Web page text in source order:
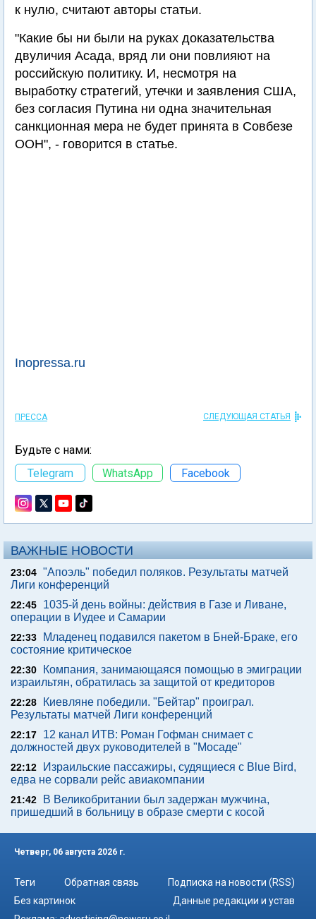
к нулю, считают авторы статьи.
"Какие бы ни были на руках доказательства
двуличия Асада, вряд ли они повлияют на
российскую политику. И, несмотря на
выработку стратегий, утечки и заявления США,
без согласия Путина ни одна значительная
санкционная мера не будет принята в Совбезе
ООН", - говорится в статье.
Inopressa.ru
ПРЕССА СЛЕДУЮЩАЯ СТАТЬЯ
Будьте с нами:
Telegram
WhatsApp Facebook
ВАЖНЫЕ НОВОСТИ
23:04 "Апоэль" победил поляков. Результаты матчей
Лиги конференций
22:45
1035-й день войны: действия в Газе и Ливане,
операции в Иудее и Самарии
22:33
Младенец подавился пакетом в Бней-Браке, его
состояние критическое
22:30
Компания, занимающаяся помощью в эмиграции
израильтян, обратилась за защитой от кредиторов
22:28
Киевляне победили. "Бейтар" проиграл.
Результаты матчей Лиги конференций
22:17
12 канал ИТВ: Роман Гофман снимает с
должностей двух руководителей в "Мосаде"
22:12
Израильские пассажиры, судящиеся с Blue Bird,
едва не сорвали рейс авиакомпании
21:42
В Великобритании был задержан мужчина,
пришедший в больницу в образе смерти с косой
Четверг, 06 августа 2026 г.
Теги Обратная связь
Подписка на новости (RSS)
Без картинок
Данные редакции и устав